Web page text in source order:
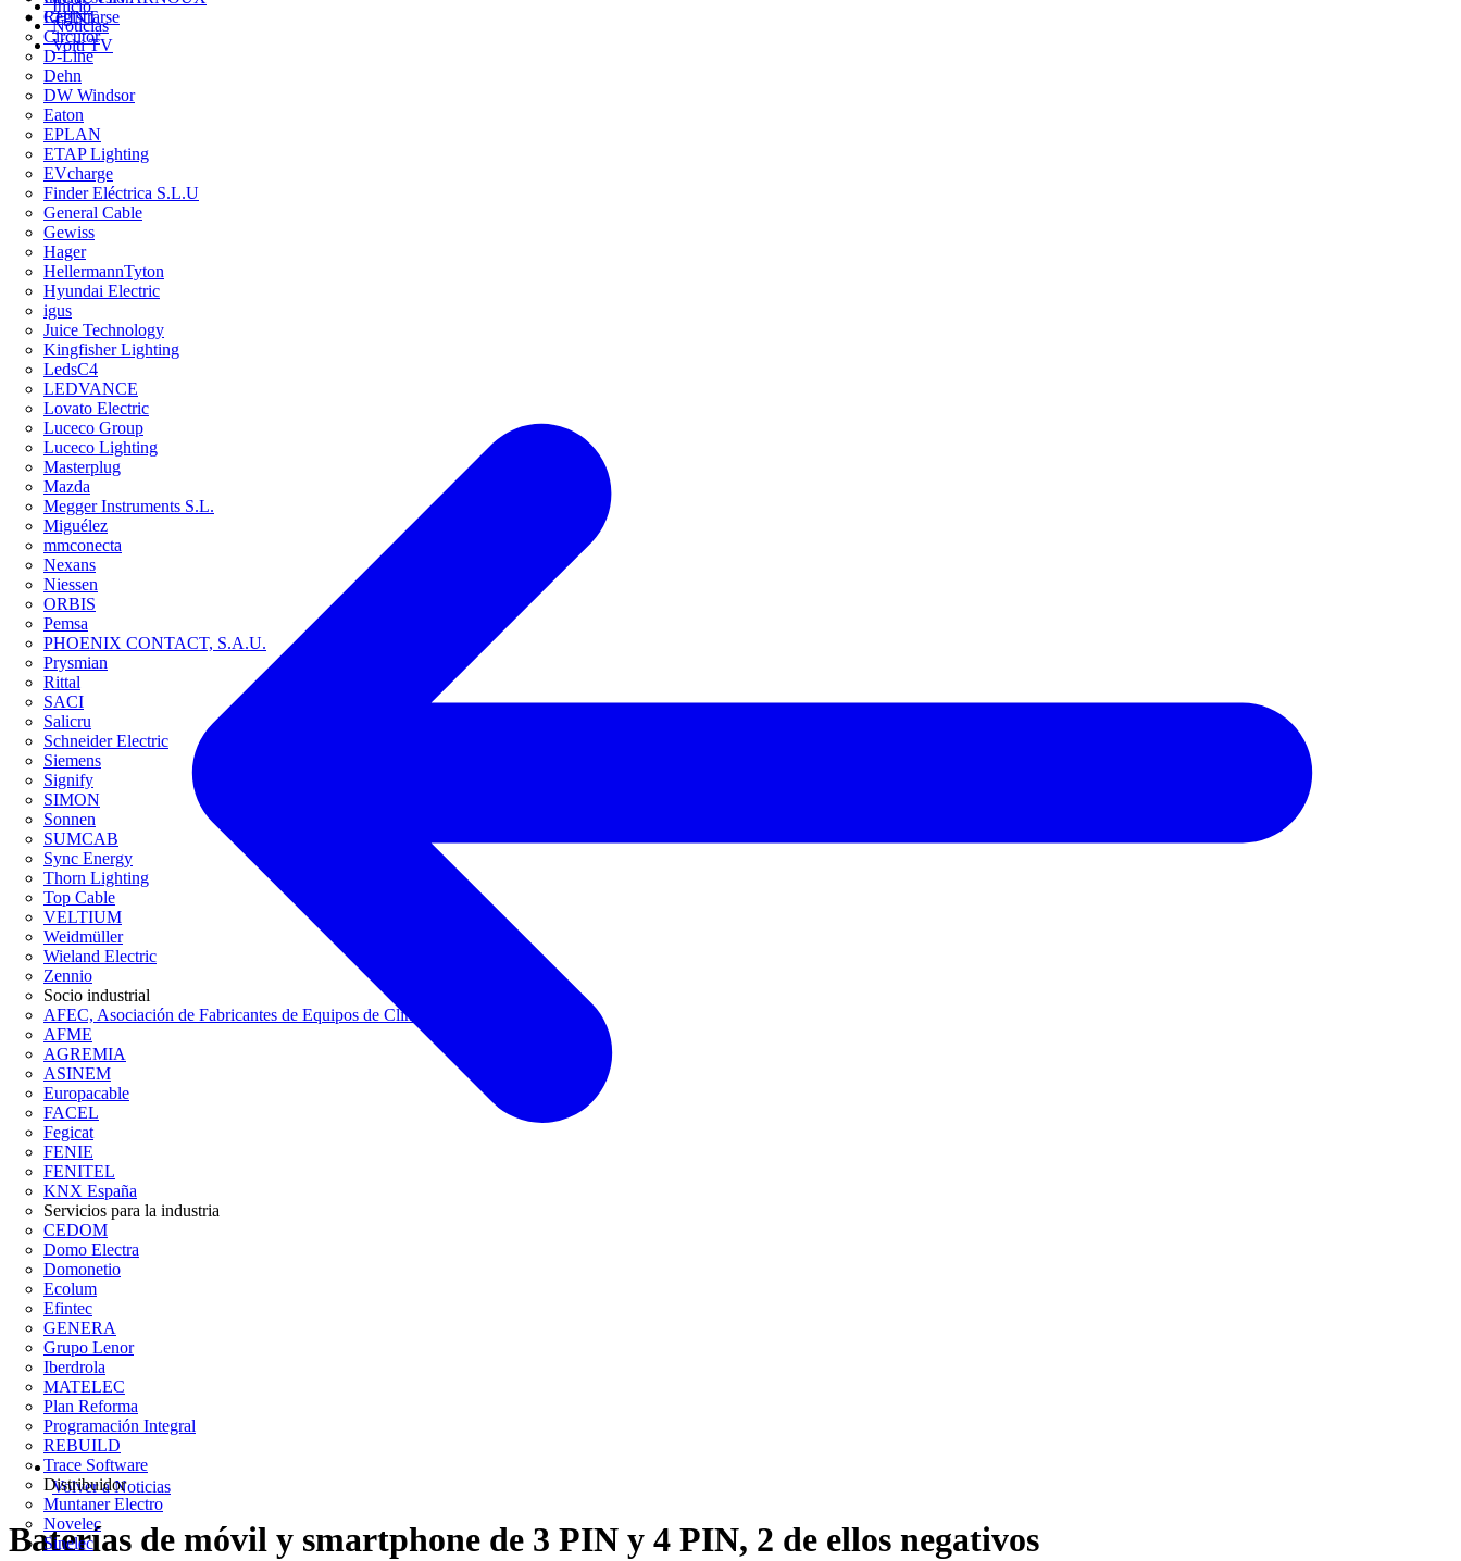
CHINT
Circutor
D-Line
Dehn
DW Windsor
Eaton
EPLAN
ETAP Lighting
EVcharge
Finder Eléctrica S.L.U
General Cable
Gewiss
Hager
HellermannTyton
Hyundai Electric
igus
Juice Technology
Kingfisher Lighting
LedsC4
LEDVANCE
Lovato Electric
Luceco Group
Luceco Lighting
Masterplug
Mazda
Megger Instruments S.L.
Miguélez
mmconecta
Nexans
Niessen
ORBIS
Pemsa
PHOENIX CONTACT, S.A.U.
Prysmian
Rittal
SACI
Salicru
Schneider Electric
Siemens
Signify
SIMON
Sonnen
SUMCAB
Sync Energy
Thorn Lighting
Top Cable
VELTIUM
Weidmüller
Wieland Electric
Zennio
Socio industrial
AFEC, Asociación de Fabricantes de Equipos de Climatización
AFME
AGREMIA
ASINEM
Europacable
FACEL
Fegicat
FENIE
FENITEL
KNX España
Servicios para la industria
CEDOM
Domo Electra
Domonetio
Ecolum
Efintec
GENERA
Grupo Lenor
Iberdrola
MATELEC
Plan Reforma
Programación Integral
REBUILD
Trace Software
Distribuidor
Muntaner Electro
Novelec
Sinelec
Registrarse
Inicio
Noticias
Volti TV
Volver a Noticias
Baterías de móvil y smartphone de 3 PIN y 4 PIN, 2 de ellos negativos